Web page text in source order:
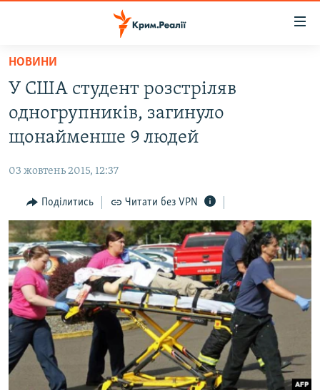
Перейти
основного
матеріалу
до
основної
Перейти
до
пошуку
ВІДЕО ТА ФОТО
БЛОГИ
ПОГЛЯД
ІНТЕРВ'Ю
ВСЕ ЗА ДЕНЬ
СПЕЦПРОЕКТИ
ДЕПОРТАЦІЯ
ВІДЕОУРОКИ «ELIFBE»
СВІДЧЕННЯ ОКУПАЦІЇ
УКРАЇНСЬКА ПРОБЛЕМА КРИМУ
ЯК ОБІЙТИ БЛОКУВАННЯ
Русский
Qırımtatar
НОВИНИ
У США студент розстріляв
одногрупників, загинуло
щонайменше 9 людей
03 жовтень 2015, 12:37
Поділитись Читати без VPN